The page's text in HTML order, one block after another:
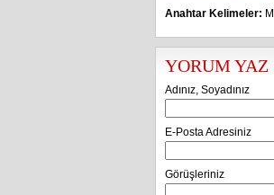
Anahtar Kelimeler:
YORUM YAZ
Adınız, Soyadınız
E-Posta Adresiniz
Görüşleriniz